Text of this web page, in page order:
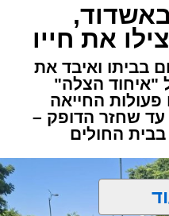
את חייו
בביתו ואיבד את
"איחוד הצלה"
פעולות החייאה
עד שחזר הדופק –
החולים